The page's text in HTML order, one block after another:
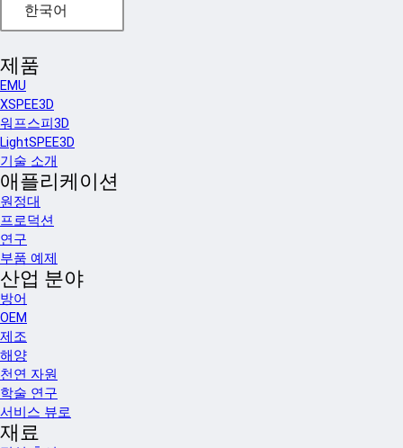
한국어
제품
EMU
XSPEE3D
워프스피3D
LightSPEE3D
기술 소개
애플리케이션
원정대
프로덕션
연구
부품 예제
산업 분야
방어
OEM
제조
해양
천연 자원
학술 연구
서비스 뷰로
재료